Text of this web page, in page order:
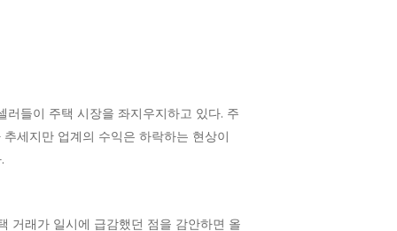
들이 주택 시장을 좌지우지하고 있다. 주
세지만 업계의 수익은 하락하는 현상이
거래가 일시에 급감했던 점을 감안하면 올